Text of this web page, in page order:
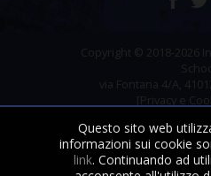
Copyright © 2018-2026
School
via Fontana 4/A,
[Privacy e
Questo sito web
informazioni sui cookie
link. Continuando ad